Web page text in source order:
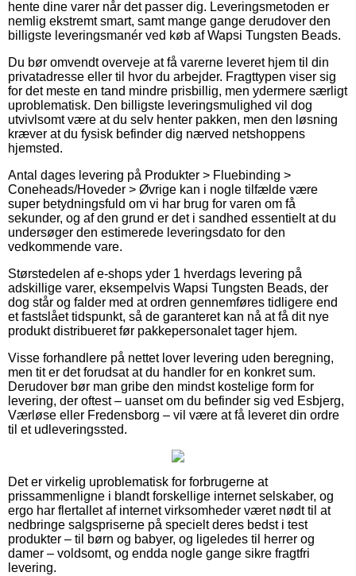
hente dine varer når det passer dig. Leveringsmetoden er
nemlig ekstremt smart, samt mange gange derudover den
billigste leveringsmanér ved køb af Wapsi Tungsten Beads.
Du bør omvendt overveje at få varerne leveret hjem til din
privatadresse eller til hvor du arbejder. Fragttypen viser sig
for det meste en tand mindre prisbillig, men ydermere særligt
uproblematisk. Den billigste leveringsmulighed vil dog
utvivlsomt være at du selv henter pakken, men den løsning
kræver at du fysisk befinder dig nærved netshoppens
hjemsted.
Antal dages levering på Produkter > Fluebinding >
Coneheads/Hoveder > Øvrige kan i nogle tilfælde være
super betydningsfuld om vi har brug for varen om få
sekunder, og af den grund er det i sandhed essentielt at du
undersøger den estimerede leveringsdato for den
vedkommende vare.
Størstedelen af e-shops yder 1 hverdags levering på
adskillige varer, eksempelvis Wapsi Tungsten Beads, der
dog står og falder med at ordren gennemføres tidligere end
et fastslået tidspunkt, så de garanteret kan nå at få dit nye
produkt distribueret før pakkepersonalet tager hjem.
Visse forhandlere på nettet lover levering uden beregning,
men tit er det forudsat at du handler for en konkret sum.
Derudover bør man gribe den mindst kostelige form for
levering, der oftest – uanset om du befinder sig ved Esbjerg,
Værløse eller Fredensborg – vil være at få leveret din ordre
til et udleveringssted.
Det er virkelig uproblematisk for forbrugerne at
prissammenligne i blandt forskellige internet selskaber, og
ergo har flertallet af internet virksomheder været nødt til at
nedbringe salgspriserne på specielt deres bedst i test
produkter – til børn og babyer, og ligeledes til herrer og
damer – voldsomt, og endda nogle gange sikre fragtfri
levering.